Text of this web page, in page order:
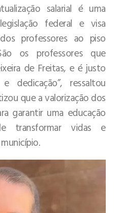
salarial é uma
federal e visa
professores ao piso
os professores que
de Freitas, e é justo
dedicação”, ressaltou
que a valorização dos
garantir uma educação
transformar vidas e